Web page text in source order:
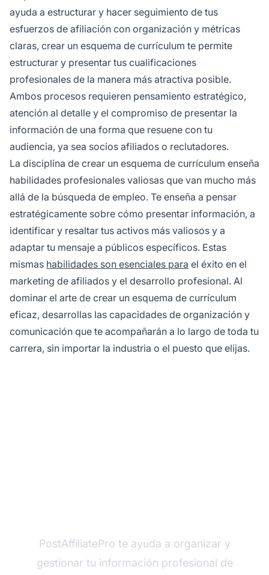
ayuda a estructurar y hacer seguimiento de tus
esfuerzos de afiliación con organización y métricas
claras, crear un esquema de currículum te permite
estructurar y presentar tus cualificaciones
profesionales de la manera más atractiva posible.
Ambos procesos requieren pensamiento estratégico,
atención al detalle y el compromiso de presentar la
información de una forma que resuene con tu
audiencia, ya sea socios afiliados o reclutadores.
La disciplina de crear un esquema de currículum enseña
habilidades profesionales valiosas que van mucho más
allá de la búsqueda de empleo. Te enseña a pensar
estratégicamente sobre cómo presentar información, a
identificar y resaltar tus activos más valiosos y a
adaptar tu mensaje a públicos específicos. Estas
mismas habilidades son esenciales para el éxito en el
marketing de afiliados y el desarrollo profesional. Al
dominar el arte de crear un esquema de currículum
eficaz, desarrollas las capacidades de organización y
comunicación que te acompañarán a lo largo de toda tu
carrera, sin importar la industria o el puesto que elijas.
PostAffiliatePro te ayuda a organizar y
gestionar tu información profesional de